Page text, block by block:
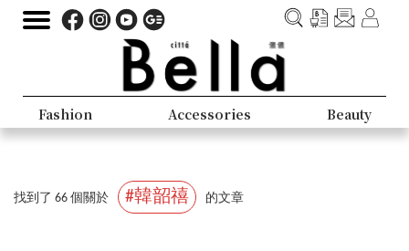
Fashion Accessories Beauty
找到了 66 個關於 #韓韶禧 的文章